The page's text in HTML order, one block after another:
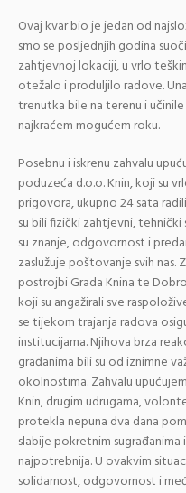
Ovaj kvar bio je jedan od
smo se posljednjih godina
zahtjevnoj lokaciji, u vrlo
otežalo i produljilo radove.
trenutka bile na terenu i
najkraćem mogućem roku.
Posebnu i iskrenu zahvalu
poduzeća d.o.o. Knin, koji su
prigovora, ukupno 24 sata
su bili fizički zahtjevni,
su znanje, odgovornost i
zaslužuje poštovanje svih nas.
postrojbi Grada Knina te
koji su angažirali sve
se tijekom trajanja radova
institucijama. Njihova brza
građanima bili su od iznimne
okolnostima. Zahvalu
Knin, drugim udrugama,
protekla nepuna dva dana
slabije pokretnim
najpotrebnija. U ovakvim
solidarnost, odgovornost i